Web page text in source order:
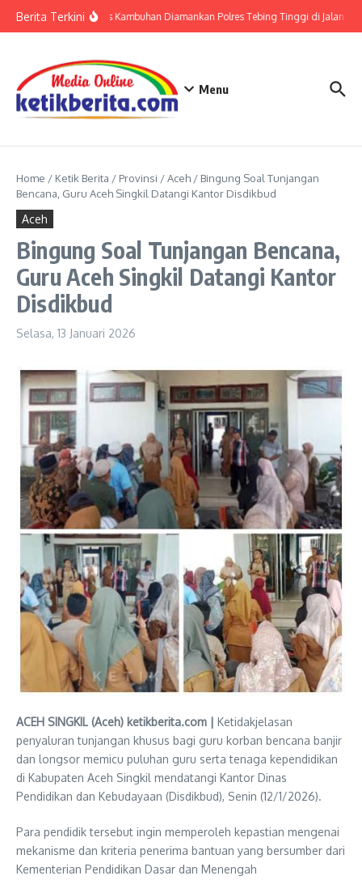
Berita TerkiniResidivis Kambuhan Diamankan Polres Tebing Tinggi di Jalan
Menu
Home / Ketik Berita / Provinsi /Aceh / Bingung Soal Tunjangan
Bencana, Guru Aceh Singkil Datangi Kantor Disdikbud
Aceh
Bingung Soal Tunjangan Bencana,
Guru Aceh Singkil Datangi Kantor
Disdikbud
Selasa, 13 Januari 2026
ACEH SINGKIL (Aceh) ketikberita.com | Ketidakjelasan
penyaluran tunjangan khusus bagi guru korban bencana banjir
dan longsor memicu puluhan guru serta tenaga kependidikan
di Kabupaten Aceh Singkil mendatangi Kantor Dinas
Pendidikan dan Kebudayaan (Disdikbud), Senin (12/1/2026).
Para pendidik tersebut ingin memperoleh kepastian mengenai
mekanisme dan kriteria penerima bantuan yang bersumber dari
Kementerian Pendidikan Dasar dan Menengah